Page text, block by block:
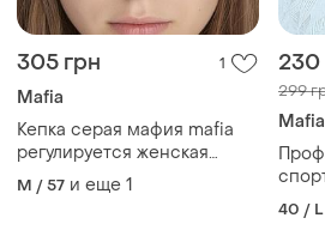
305 грн 1
Mafia
Кепка серая мафия mafia
регулируется женская
мужская унисекс
M / 57 и еще 1
230
299
Mafia
40 /